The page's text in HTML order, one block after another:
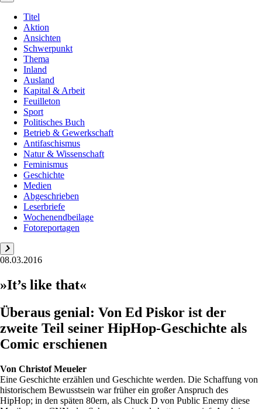
Titel
Aktion
Ansichten
Schwerpunkt
Thema
Inland
Ausland
Kapital & Arbeit
Feuilleton
Sport
Politisches Buch
Betrieb & Gewerkschaft
Antifaschismus
Natur & Wissenschaft
Feminismus
Geschichte
Medien
Abgeschrieben
Leserbriefe
Wochenendbeilage
Fotoreportagen
08.03.2016
»It’s like that«
Überaus genial: Von Ed Piskor ist der
zweite Teil seiner HipHop-Geschichte als
Comic erschienen
Von Christof Meueler
Eine Geschichte erzählen und Geschichte werden. Die Schaffung von
historischem Bewusstsein war früher ein großer Anspruch des
HipHop; in den späten 80ern, als Chuck D von Public Enemy diese